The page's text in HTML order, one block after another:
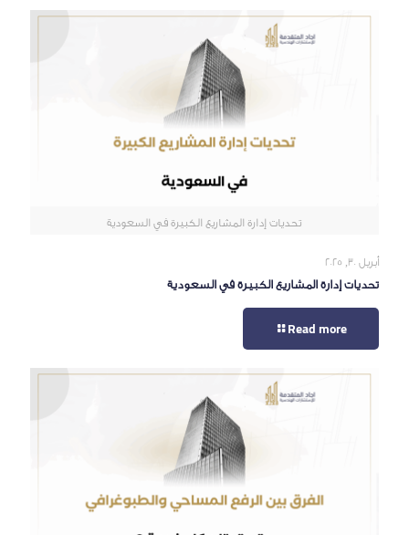
تحديات إدارة المشاريع الكبيرة في السعودية
أبريل 30, 2025
تحديات إدارة المشاريع الكبيرة في السعودية
Read more